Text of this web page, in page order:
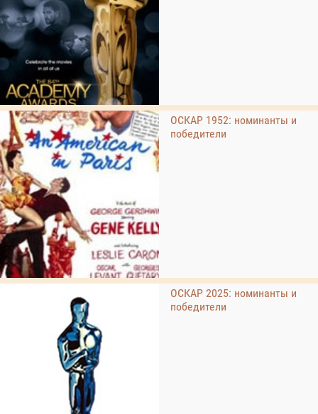
ОСКАР 1952: номинанты и
победители
ОСКАР 2025: номинанты и
победители